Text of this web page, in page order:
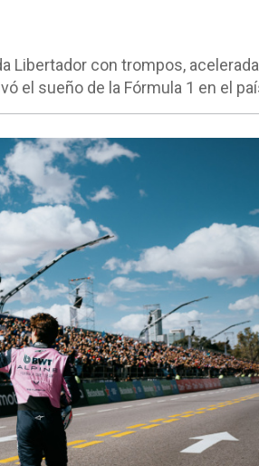
Libertador con trompos,
el sueño de la Fórmula 1 en el